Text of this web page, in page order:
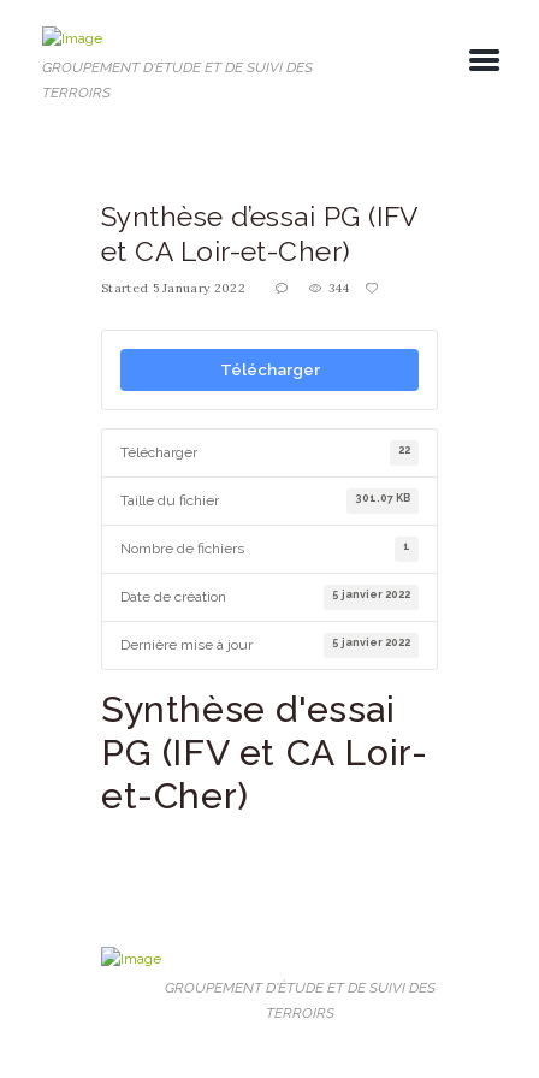
GROUPEMENT D'ÉTUDE ET DE SUIVI DES
TERROIRS
Synthèse d’essai PG (IFV
et CA Loir-et-Cher)
Started 5 January 2022 344
Télécharger
Télécharger 22
Taille du fichier 301.07 KB
Nombre de fichiers 1
Date de création 5 janvier 2022
Dernière mise à jour 5 janvier 2022
Synthèse d'essai
PG (IFV et CA Loir-
et-Cher)
GROUPEMENT D'ÉTUDE ET DE SUIVI DES
TERROIRS